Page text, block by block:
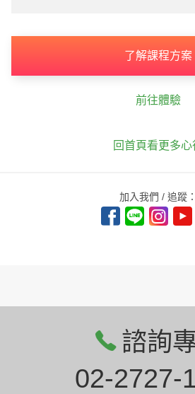
了解課程方案
前往體驗
回首頁看更多心
加入我們 / 追蹤：
諮詢
02-2727-